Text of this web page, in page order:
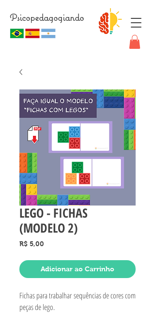
Psicopedagogiando
LEGO - FICHAS
(MODELO 2)
R$ 5,00
Adicionar ao Carrinho
Fichas para trabalhar sequências de cores com
peças de lego.